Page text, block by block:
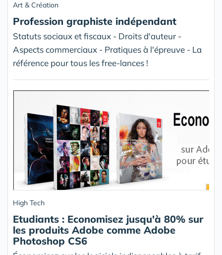
Art & Création
Profession graphiste indépendant
Statuts sociaux et fiscaux - Droits d'auteur -
Aspects commerciaux - Pratiques à l'épreuve - La
référence pour tous les free-lances !
High Tech
Etudiants : Economisez jusqu'à 80% sur
les produits Adobe comme Adobe
Photoshop CS6